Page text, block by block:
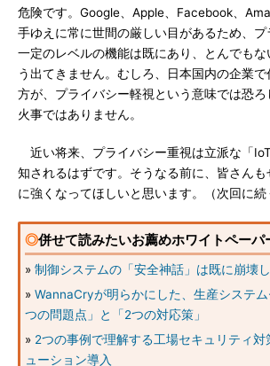
危険です。Google、Apple、Facebook、
手ゆえに常に世間の厳しい目があるため、
一定のレベルの機能は既にあり、とんでも
う出てきません。むしろ、日本国内の企業
方が、プライバシー軽視という意味では恐
火事ではありません。
近い将来、プライバシー重視は立派な「
知されるはずです。そうなる前に、皆さん
に強くなってほしいと思います。（次回に続
◎併せて読みたいお薦めホワイトペーパ
» 制御システムの「安全神話」は既に崩壊
» WannaCryが明らかにした、生産システ
つの問題点」と「2つの対応策」
» 2つの事例で理解する工場セキュリティ対
ューション導入